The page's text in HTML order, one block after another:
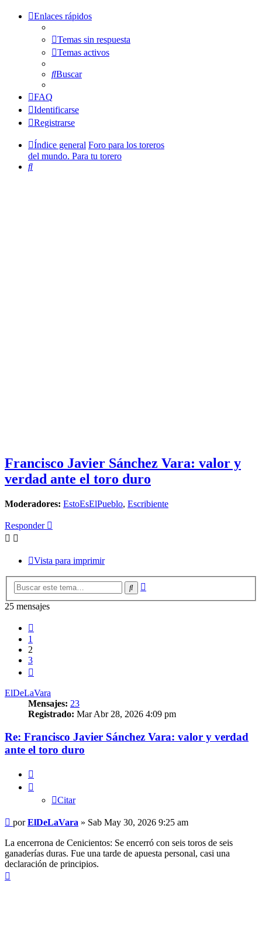
Enlaces rápidos
Temas sin respuesta
Temas activos
Buscar
FAQ
Identificarse
Registrarse
Índice general Foro para los toreros
del mundo. Para tu torero
Buscar
Francisco Javier Sánchez Vara: valor y
verdad ante el toro duro
Moderadores: EstoEsElPueblo, Escribiente
Responder
Vista para imprimir
Buscar
25 mensajes
1
2
3
ElDeLaVara
Mensajes: 23
Registrado: Mar Abr 28, 2026 4:09 pm
Re: Francisco Javier Sánchez Vara: valor y verdad
ante el toro duro
Citar
Mensaje
porElDeLaVara » Sab May 30, 2026 9:25 am
La encerrona de Cenicientos: Se encerró con seis toros de seis
ganaderías duras. Fue una tarde de apuesta personal, casi una
declaración de principios.